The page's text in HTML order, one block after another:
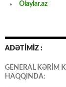
Olaylar.az
ADƏTİMİZ :
GENERAL KƏRİM
HAQQINDA: